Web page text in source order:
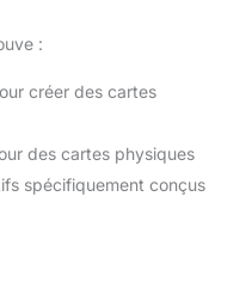
:
créer des cartes
des cartes physiques
spécifiquement conçus